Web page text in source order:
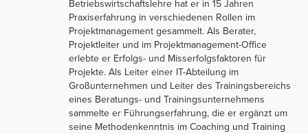
Betriebswirtschaftslehre hat er in 15 Jahren
Praxiserfahrung in verschiedenen Rollen im
Projektmanagement gesammelt. Als Berater,
Projektleiter und im Projektmanagement-Office
erlebte er Erfolgs- und Misserfolgsfaktoren für
Projekte. Als Leiter einer IT-Abteilung im
Großunternehmen und Leiter des Trainingsbereichs
eines Beratungs- und Trainingsunternehmens
sammelte er Führungserfahrung, die er ergänzt um
seine Methodenkenntnis im Coaching und Training